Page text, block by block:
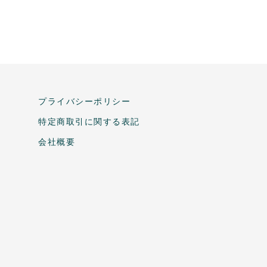
プライバシーポリシー
特定商取引に関する表記
会社概要